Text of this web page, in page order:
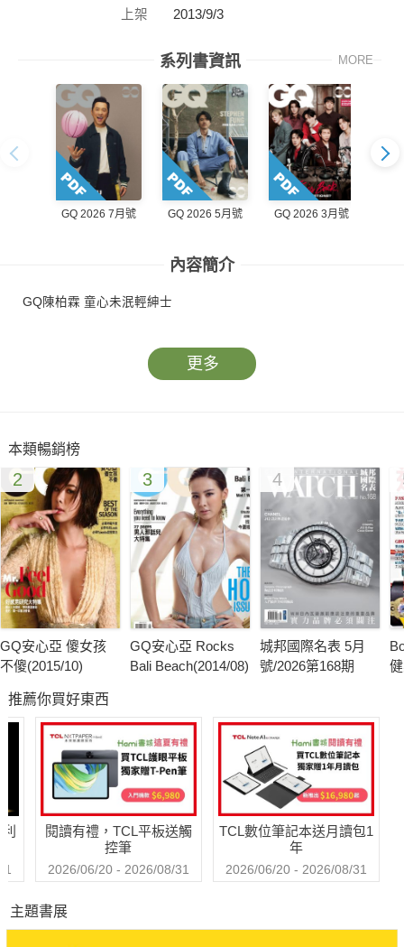
上架
2013/9/3
系列書資訊 MORE
GQ 2026 7月號 GQ 2026 5月號 GQ 2026 3月號
內容簡介
GQ陳柏霖 童心未泯輕紳士
更多
本類暢銷榜
2
GQ安心亞 傻女孩
不傻(2015/10)
3
GQ安心亞 Rocks
Bali Beach(2014/08)
4
城邦國際名表 5月
號/2026第168期
推薦你買好東西
閱讀有禮，TCL平板送觸
控筆
2026/06/20 - 2026/08/31
TCL數位筆記本送月讀包1
年
2026/06/20 - 2026/08/31
主題書展